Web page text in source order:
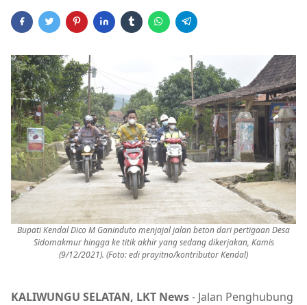
Bupati Kendal Dico M Ganinduto menjajal jalan beton dari pertigaan Desa
Sidomakmur hingga ke titik akhir yang sedang dikerjakan, Kamis
(9/12/2021). (Foto: edi prayitno/kontributor Kendal)
KALIWUNGU SELATAN, LKT News- Jalan Penghubung